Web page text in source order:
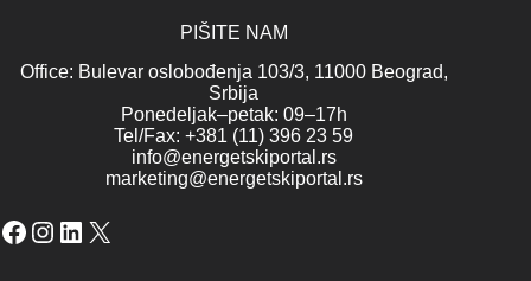
PIŠITE NAM
Office: Bulevar oslobođenja 103/3, 11000 Beograd,
Srbija
Ponedeljak–petak: 09–17h
Tel/Fax: +381 (11) 396 23 59
info@energetskiportal.rs
marketing@energetskiportal.rs
Facebook
Instagram
LinkedIn
X